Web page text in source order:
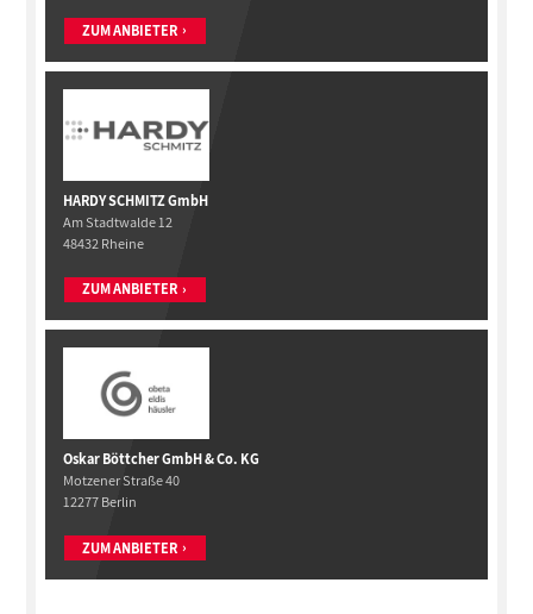
ZUM ANBIETER
HARDY SCHMITZ GmbH
Am Stadtwalde 12
48432 Rheine
ZUM ANBIETER
Oskar Böttcher GmbH & Co. KG
Motzener Straße 40
12277 Berlin
ZUM ANBIETER